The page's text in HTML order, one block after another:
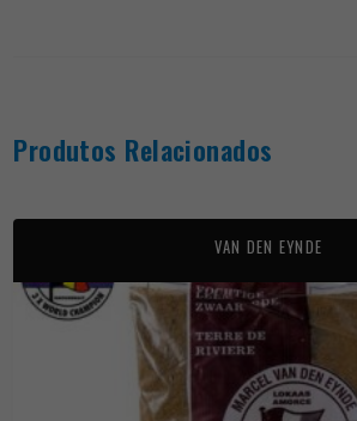
Produtos Relacionados
VAN DEN EYNDE